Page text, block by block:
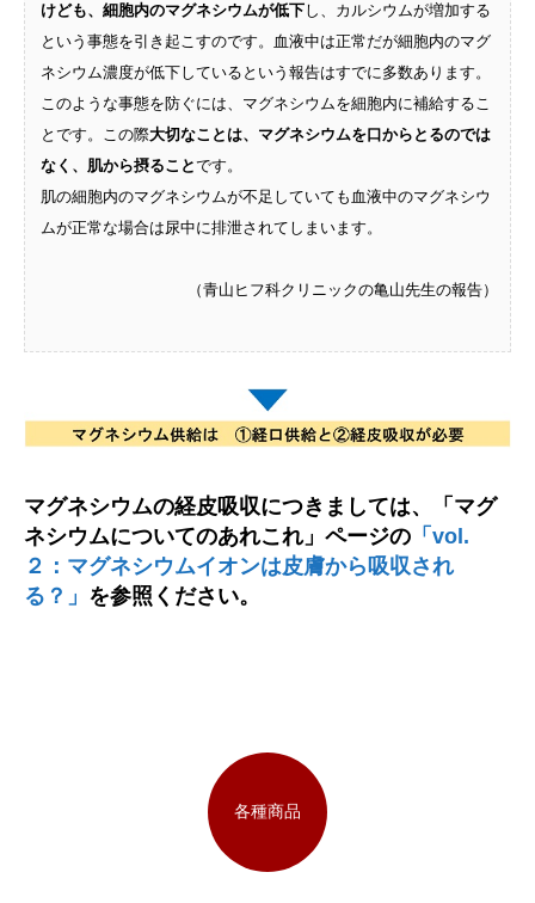
けども、細胞内のマグネシウムが低下し、カルシウムが増加する
という事態を引き起こすのです。血液中は正常だが細胞内のマグ
ネシウム濃度が低下しているという報告はすでに多数あります。​
このような事態を防ぐには、マグネシウムを細胞内に補給するこ
とです。この際大切なことは、マグネシウムを口からとるのでは
なく、肌から摂ることです。​
肌の細胞内のマグネシウムが不足していても血液中のマグネシウ
ムが正常な場合は尿中に排泄されてしまいます。
（青山ヒフ科クリニックの亀山先生の報告）
マグネシウムの経皮吸収につきましては、「マグ
ネシウムについてのあれこれ」ページの 「vol.
２：マグネシウムイオンは皮膚から吸収され
る？」 を参照ください。
各種商品